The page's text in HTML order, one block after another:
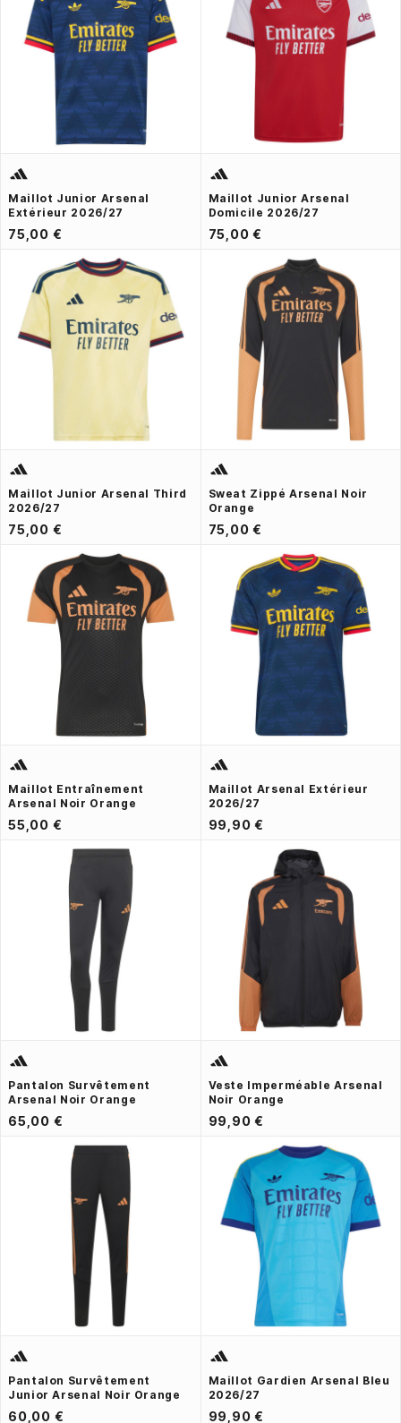
Maillot Junior Arsenal
Extérieur 2026/27
75,00 €
Maillot Junior Arsenal
Domicile 2026/27
75,00 €
Maillot Junior Arsenal Third
2026/27
75,00 €
Sweat Zippé Arsenal Noir
Orange
75,00 €
Maillot Entraînement
Arsenal Noir Orange
55,00 €
Maillot Arsenal Extérieur
2026/27
99,90 €
Pantalon Survêtement
Arsenal Noir Orange
65,00 €
Veste Imperméable Arsenal
Noir Orange
99,90 €
Pantalon Survêtement
Junior Arsenal Noir Orange
60,00 €
Maillot Gardien Arsenal Bleu
2026/27
99,90 €